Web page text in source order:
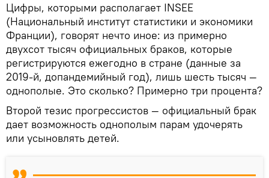
Цифры, которыми располагает INSEE
(Национальный институт статистики и экономики
Франции), говорят нечто иное: из примерно
двухсот тысяч официальных браков, которые
регистрируются ежегодно в стране (данные за
2019-й, допандемийный год), лишь шесть тысяч —
однополые. Это сколько? Примерно три процента?
Второй тезис прогрессистов — официальный брак
дает возможность однополым парам удочерять
или усыновлять детей.